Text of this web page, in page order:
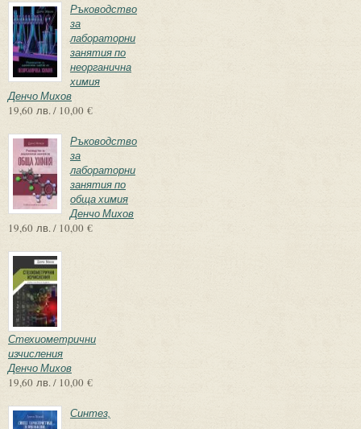
Ръководство
за
лабораторни
занятия по
неорганична
химия
Денчо Михов
19,60 лв. / 10,00 €
Ръководство
за
лабораторни
занятия по
обща химия
Денчо Михов
19,60 лв. / 10,00 €
Стехиометрични
изчисления
Денчо Михов
19,60 лв. / 10,00 €
Синтез,